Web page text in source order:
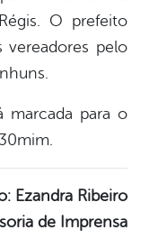
O prefeito
vereadores pelo
marcada para o
Ezandra Ribeiro
de Imprensa